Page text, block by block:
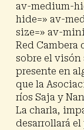
av-medium-
hide=» av-
size=» av-
Red Cambera
sobre el visón
presente en
que la
ríos Saja y
La charla,
desarrollará